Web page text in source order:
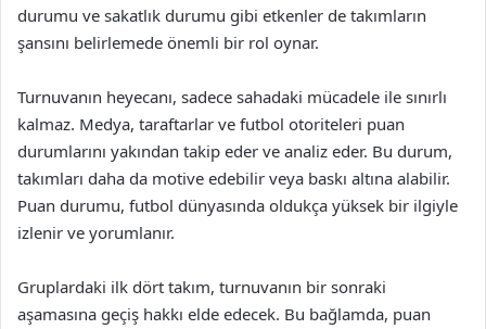
durumu ve sakatlık durumu gibi etkenler de takımların
şansını belirlemede önemli bir rol oynar.
Turnuvanın heyecanı, sadece sahadaki mücadele ile sınırlı
kalmaz. Medya, taraftarlar ve futbol otoriteleri puan
durumlarını yakından takip eder ve analiz eder. Bu durum,
takımları daha da motive edebilir veya baskı altına alabilir.
Puan durumu, futbol dünyasında oldukça yüksek bir ilgiyle
izlenir ve yorumlanır.
Gruplardaki ilk dört takım, turnuvanın bir sonraki
aşamasına geçiş hakkı elde edecek. Bu bağlamda, puan